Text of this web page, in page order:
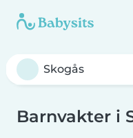
Barnvakter i